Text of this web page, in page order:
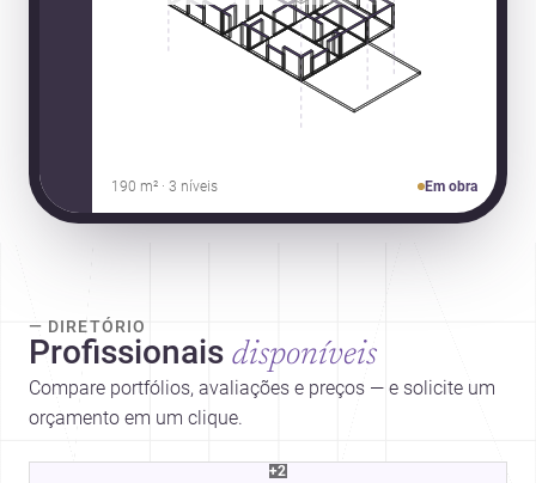
190 m² · 3 níveis Em obra
— DIRETÓRIO
Profissionais disponíveis
Compare portfólios, avaliações e preços — e solicite um
orçamento em um clique.
+2